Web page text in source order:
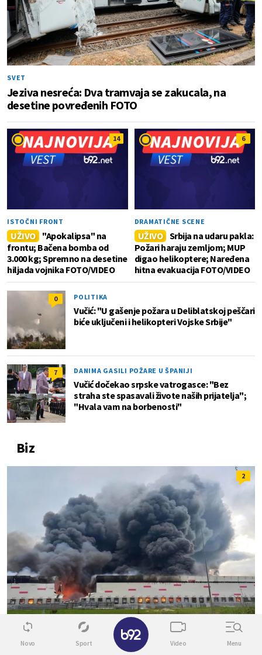
SVET
Jeziva nesreća: Dva tramvaja se zakucala, na
desetine povređenih FOTO
14
ISTOČNI FRONT
UŽIVO
"Apokalipsa" na
frontu; Bačena bomba od
3.000 kg; Spremno na desetine
hiljada vojnika FOTO/VIDEO
6
DRAMATIČNE SCENE
UŽIVO Srbija na udaru pakla:
Požari haraju zemljom; MUP
digao helikoptere; Naređena
hitna evakuacija FOTO/VIDEO
0 POLITIKA
Vučić: "U gašenje požara u Deliblatskoj peščari
biće uključeni i helikopteri Vojske Srbije"
7 DANIMA GASILI POŽARE U ŠPANIJI
Vučić dočekao srpske vatrogasce: "Bez
straha ste spasavali živote naših prijatelja";
"Hvala vam na borbenosti"
Biz
2
SVETNovo Sport Video Menu
✕